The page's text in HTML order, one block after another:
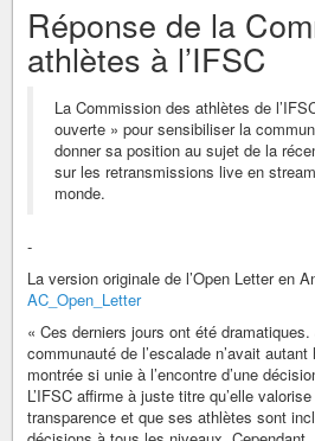
Réponse de la
athlètes à l’IFSC
La Commission des athlètes de
ouverte » pour sensibiliser la
donner sa position au sujet de la
sur les retransmissions live en
monde.
-
La version originale de l’Open Letter en
AC_Open_Letter
« Ces derniers jours ont été
communauté de l’escalade n’avait
montrée si unie à l’encontre d’une
L’IFSC affirme à juste titre qu’elle
transparence et que ses athlètes sont